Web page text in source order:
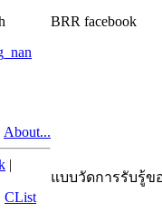
About...
|
CList
BRR facebook
แบบวัดการรับรู้ข